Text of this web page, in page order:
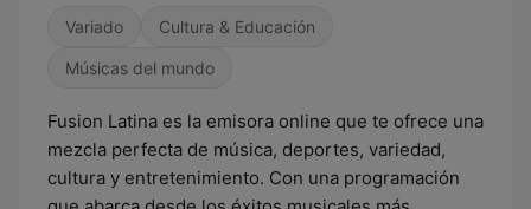
Variado Cultura & Educación
Músicas del mundo
Fusion Latina es la emisora online que te ofrece una
mezcla perfecta de música, deportes, variedad,
cultura y entretenimiento. Con una programación